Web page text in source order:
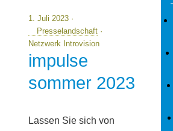
1. Juli 2023 ·
Presselandschaft·
Netzwerk Introvision
impulse
sommer 2023
Lassen Sie sich von